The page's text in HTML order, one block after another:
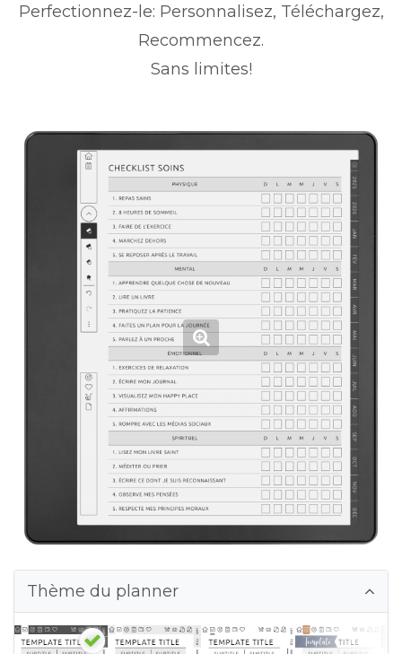
Perfectionnez-le: Personnalisez, Téléchargez,
Recommencez.
Sans limites!
Thème du planner